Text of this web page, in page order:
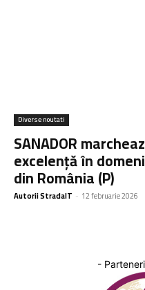
Diverse noutati
SANADOR
excelență în
din România (P)
Autorii StradaIT - 12 februarie 2026
-